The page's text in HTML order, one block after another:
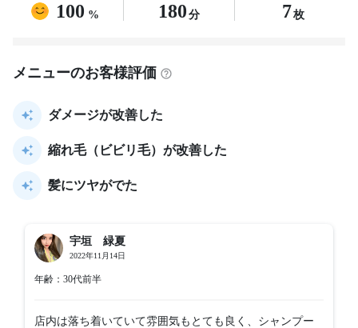
100 % 180 分 7枚
メニューのお客様評価
ダメージが改善した
縮れ毛（ビビリ毛）が改善した
髪にツヤがでた
宇垣 緑夏
2022年11月14日
年齢：30代前半
店内は落ち着いていて雰囲気もとても良く、シャンプー